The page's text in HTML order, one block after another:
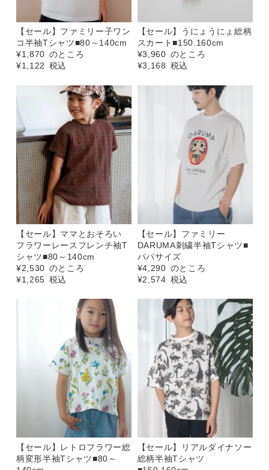
【セール】ファミリー子ワン
コ半袖Tシャツ■80～140cm
¥1,870 のところ
¥1,122 税込
【セール】うにょうにょ総柄
スカート■150.160cm
¥3,960 のところ
¥3,168 税込
【セール】ママとおそろい
フラワーレースフレンチ袖T
シャツ■80～140cm
¥2,530 のところ
¥1,265 税込
【セール】ファミリー
DARUMA刺繍半袖Tシャツ■
パパサイズ
¥4,290 のところ
¥2,574 税込
【セール】レトロフラワー総
柄変形半袖Tシャツ■80～
【セール】リアルダイナソー
総柄半袖Tシャツ